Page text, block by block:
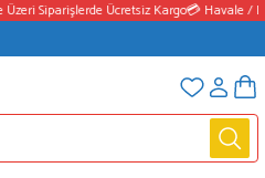
Siparişlerde Ücretsiz Kargo💳 Havale /